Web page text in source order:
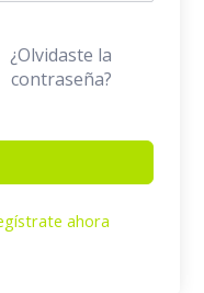
¿Olvidaste la
contraseña?
ahora